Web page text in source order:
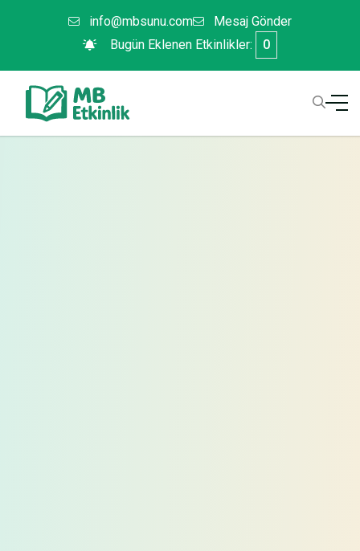
info@mbsunu.com
Mesaj Gönder
Bugün Eklenen Etkinlikler:
0